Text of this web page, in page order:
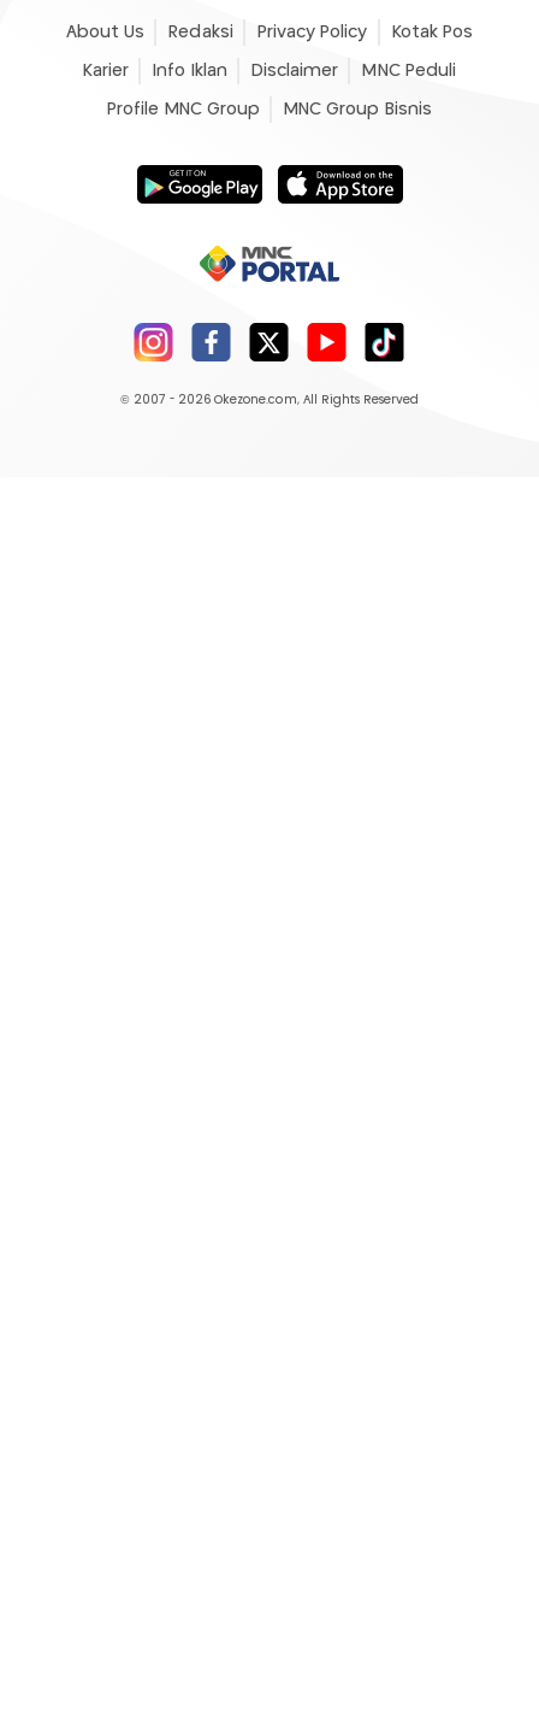
About Us Redaksi Privacy Policy Kotak Pos
Karier Info Iklan Disclaimer MNC Peduli
Profile MNC Group MNC Group Bisnis
© 2007 - 2026 Okezone.com, All Rights Reserved